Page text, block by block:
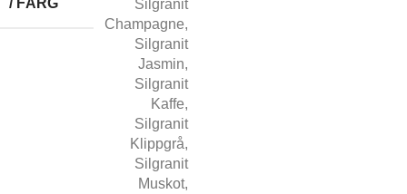
/ FÄRG
Silgranit
Champagne,
Silgranit
Jasmin,
Silgranit
Kaffe,
Silgranit
Klippgrå,
Silgranit
Muskot,